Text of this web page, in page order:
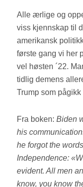
Alle ærlige og
viss kjennskap til
amerikansk
første gang vi her
vel høsten ´22.
tidlig demens
Trump som
Fra boken:Biden
his
he forgot the
Independence:
evident. All men
know, you know